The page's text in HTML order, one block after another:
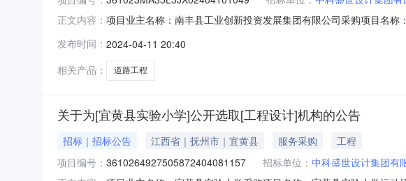
正文内容： 项目业主名称：南丰县工业创新投资发展集团有限公司采购项目名
收费后均下浮50%确定预算费用。服务内容：对进闵德及天硕厂区
日）资质要求：选
发布时间： 2024-04-11 20:40
相关产品：
道路工程
关于为[宜黄县实验小学]公开选取[工程设计]机构的公告
招标｜招标公告 江西省｜抚州市｜宜黄县 服务采购
工程
项目编号： 3610264927505872404081157 招标单位： 中科盛世设计集团有